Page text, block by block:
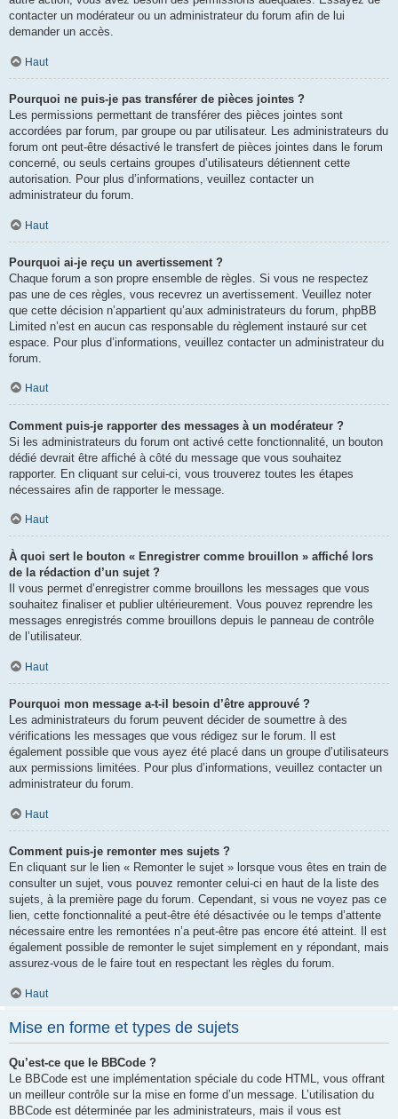
contacter un modérateur ou un administrateur du forum afin de lui
demander un accès.
Haut
Pourquoi ne puis-je pas transférer de pièces jointes ?
Les permissions permettant de transférer des pièces jointes sont
accordées par forum, par groupe ou par utilisateur. Les administrateurs du
forum ont peut-être désactivé le transfert de pièces jointes dans le forum
concerné, ou seuls certains groupes d’utilisateurs détiennent cette
autorisation. Pour plus d’informations, veuillez contacter un
administrateur du forum.
Haut
Pourquoi ai-je reçu un avertissement ?
Chaque forum a son propre ensemble de règles. Si vous ne respectez
pas une de ces règles, vous recevrez un avertissement. Veuillez noter
que cette décision n’appartient qu’aux administrateurs du forum, phpBB
Limited n’est en aucun cas responsable du règlement instauré sur cet
espace. Pour plus d’informations, veuillez contacter un administrateur du
forum.
Haut
Comment puis-je rapporter des messages à un modérateur ?
Si les administrateurs du forum ont activé cette fonctionnalité, un bouton
dédié devrait être affiché à côté du message que vous souhaitez
rapporter. En cliquant sur celui-ci, vous trouverez toutes les étapes
nécessaires afin de rapporter le message.
Haut
À quoi sert le bouton « Enregistrer comme brouillon » affiché lors
de la rédaction d’un sujet ?
Il vous permet d’enregistrer comme brouillons les messages que vous
souhaitez finaliser et publier ultérieurement. Vous pouvez reprendre les
messages enregistrés comme brouillons depuis le panneau de contrôle
de l’utilisateur.
Haut
Pourquoi mon message a-t-il besoin d’être approuvé ?
Les administrateurs du forum peuvent décider de soumettre à des
vérifications les messages que vous rédigez sur le forum. Il est
également possible que vous ayez été placé dans un groupe d’utilisateurs
aux permissions limitées. Pour plus d’informations, veuillez contacter un
administrateur du forum.
Haut
Comment puis-je remonter mes sujets ?
En cliquant sur le lien « Remonter le sujet » lorsque vous êtes en train de
consulter un sujet, vous pouvez remonter celui-ci en haut de la liste des
sujets, à la première page du forum. Cependant, si vous ne voyez pas ce
lien, cette fonctionnalité a peut-être été désactivée ou le temps d’attente
nécessaire entre les remontées n’a peut-être pas encore été atteint. Il est
également possible de remonter le sujet simplement en y répondant, mais
assurez-vous de le faire tout en respectant les règles du forum.
Haut
Mise en forme et types de sujets
Qu’est-ce que le BBCode ?
Le BBCode est une implémentation spéciale du code HTML, vous offrant
un meilleur contrôle sur la mise en forme d’un message. L’utilisation du
BBCode est déterminée par les administrateurs, mais il vous est